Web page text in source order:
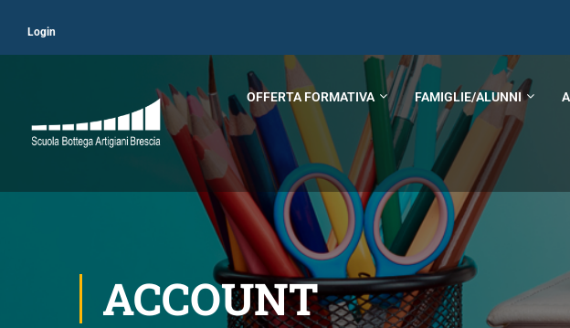
Login
OFFERTA FORMATIVA FAMIGLIE/ALUNNI
ACCOUNT